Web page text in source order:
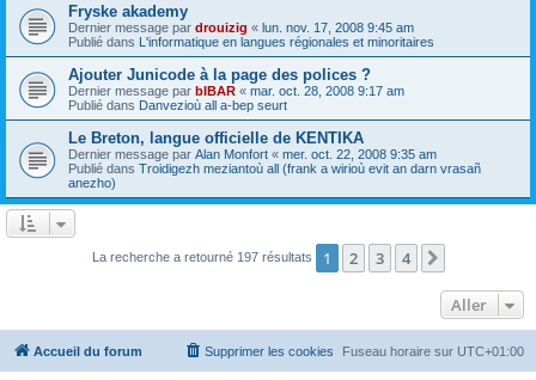
Fryske akademy
Dernier message par drouizig « lun. nov. 17, 2008 9:45 am
Publié dans L'informatique en langues régionales et minoritaires
Ajouter Junicode à la page des polices ?
Dernier message par bIBAR « mar. oct. 28, 2008 9:17 am
Publié dans Danvezioù all a-bep seurt
Le Breton, langue officielle de KENTIKA
Dernier message par Alan Monfort « mer. oct. 22, 2008 9:35 am
Publié dans Troidigezh meziantoù all (frank a wirioù evit an darn vrasañ
anezho)
La recherche a retourné 197 résultats 1 2 3 4
Aller
Accueil du forum Fuseau horaire sur UTC+01:00
Supprimer les cookies